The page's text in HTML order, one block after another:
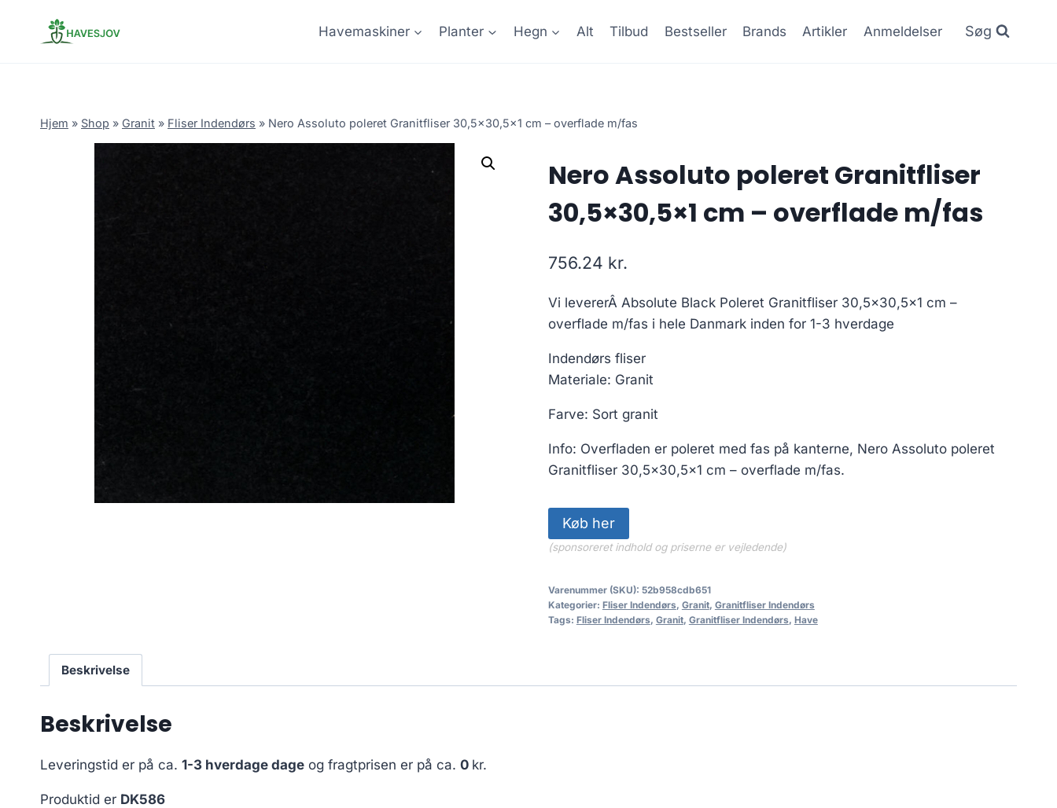
Havemaskiner Planter Hegn Alt Tilbud Bestseller Brands Artikler Anmeldelser Søg
Hjem » Shop » Granit » Fliser Indendørs » Nero Assoluto poleret Granitfliser 30,5×30,5×1 cm – overflade m/fas
Nero Assoluto poleret Granitfliser
30,5×30,5×1 cm – overflade m/fas
756.24 kr.
Vi levererÂ Absolute Black Poleret Granitfliser 30,5×30,5×1 cm –
overflade m/fas i hele Danmark inden for 1-3 hverdage
Indendørs fliser
Materiale: Granit
Farve: Sort granit
Info: Overfladen er poleret med fas på kanterne, Nero Assoluto poleret
Granitfliser 30,5×30,5×1 cm – overflade m/fas.
Køb her
(sponsoreret indhold og priserne er vejledende)
Varenummer (SKU): 52b958cdb651
Kategorier: Fliser Indendørs, Granit, Granitfliser Indendørs
Tags: Fliser Indendørs, Granit, Granitfliser Indendørs, Have
Beskrivelse
Beskrivelse
Leveringstid er på ca. 1-3 hverdage dage og fragtprisen er på ca. 0 kr.
Produktid er DK586